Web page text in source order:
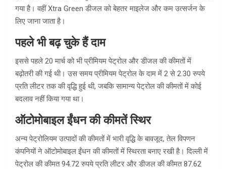
गया है। वहीं Xtra Green डीजल को बेहतर माइलेज और कम उत्सर्जन के
लिए जाना जाता है।
पहले भी बढ़ चुके हैं दाम
इससे पहले 20 मार्च को भी प्रीमियम पेट्रोल और डीजल की कीमतों में
बढ़ोतरी की गई थी। उस समय प्रीमियम पेट्रोल के दाम में 2 से 2.30 रुपये
प्रति लीटर तक की वृद्धि हुई थी, जबकि सामान्य पेट्रोल की कीमतों में कोई
बदलाव नहीं किया गया था।
ऑटोमोबाइल ईंधन की कीमतें स्थिर
अन्य पेट्रोलियम उत्पादों की कीमतों में भारी वृद्धि के बावजूद, तेल विपणन
कंपनियों ने ऑटोमोबाइल ईंधन की कीमतों में स्थिरता बनाए रखी है। दिल्ली में
पेट्रोल की कीमत 94.72 रुपये प्रति लीटर और डीजल की कीमत 87.62